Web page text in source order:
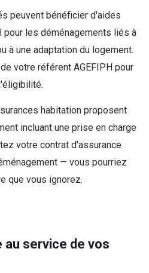
peuvent bénéficier d'aides
pour les déménagements liés à
à une adaptation du logement.
votre référent AGEFIPH pour
habitation proposent
incluant une prise en charge
votre contrat d'assurance
— vous pourriez
que vous ignorez.
au service de vos